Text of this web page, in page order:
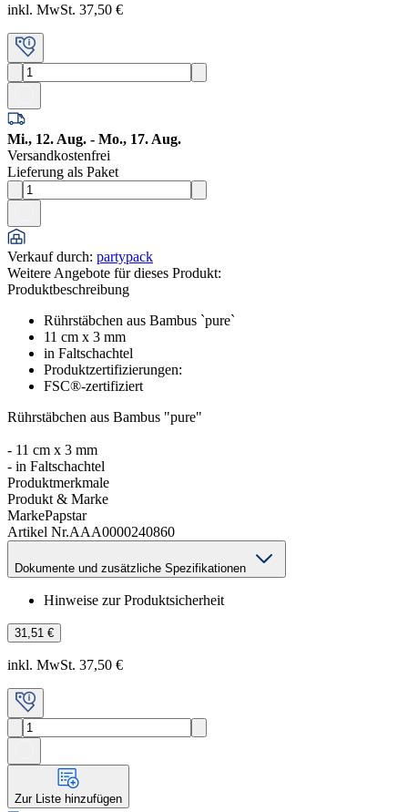
inkl. MwSt. 37,50 €
Mi., 12. Aug. - Mo., 17. Aug.
Versandkostenfrei
Lieferung als Paket
Verkauf durch: partypack
Weitere Angebote für dieses Produkt:
Produktbeschreibung
Rührstäbchen aus Bambus `pure`
11 cm x 3 mm
in Faltschachtel
Produktzertifizierungen:
FSC®-zertifiziert
Rührstäbchen aus Bambus "pure"
- 11 cm x 3 mm
- in Faltschachtel
Produktmerkmale
Produkt & Marke
MarkePapstar
Artikel Nr.AAA0000240860
Dokumente und zusätzliche Spezifikationen
Hinweise zur Produktsicherheit
31,51 €
inkl. MwSt. 37,50 €
Zur Liste hinzufügen